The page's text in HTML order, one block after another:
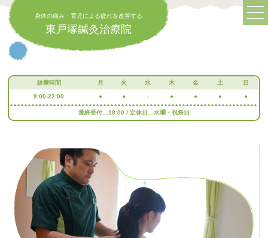
身体の痛み・育児による疲れを改善する
東戸塚鍼灸治療院
診療時間 月 火 水 木 金 土 日
9:00-22:00 ● ● - ● ● ● ●
最終受付…18:00 / 定休日…水曜・祝祭日